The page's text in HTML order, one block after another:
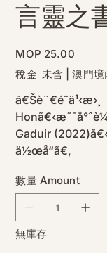
言靈之
價
格
MOP 25.00
稅金 未含
澳門境
ã€Šè¨€éˆä¹‹æ›¸
Gaduir
ä½œå“ã€‚
數量 Amount
無庫存